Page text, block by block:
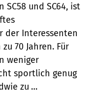
und SC64, ist
der Interessenten
70 Jahren. Für
weniger
sportlich genug
zu …